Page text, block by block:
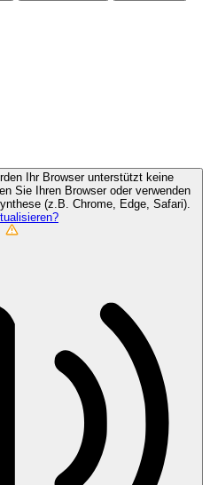
Ihr Browser unterstützt keine
Sie Ihren Browser oder verwenden
(z.B. Chrome, Edge, Safari).